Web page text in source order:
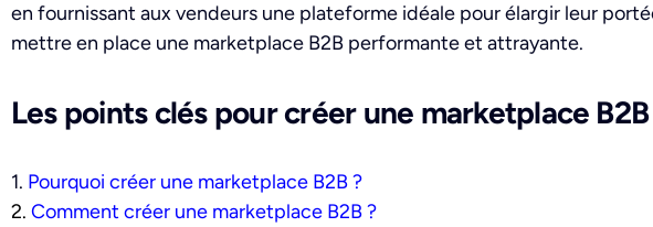
en fournissant aux vendeurs une plateforme idéale pour élargir leur
mettre en place une marketplace B2B performante et attrayante.
Les points clés pour créer une marketplace
1. Pourquoi créer une marketplace B2B ?
2. Comment créer une marketplace B2B ?